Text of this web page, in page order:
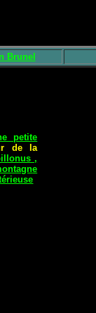
Brunel
petite
de la
,
e